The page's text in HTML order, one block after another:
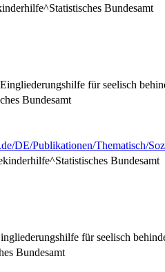
Bundesamt
für seelisch
Bundesamt
DE/Publikationen/Thematisch/
Bundesamt
für seelisch
Bundesamt